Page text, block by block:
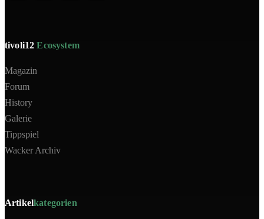
tivoli12Ecosystem
Magazin
Forum
History
Galerie
Tippspiel
Wacker Archiv
Artikelkategorien